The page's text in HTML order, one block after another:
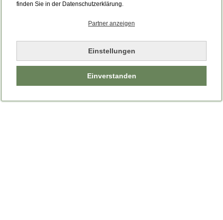
finden Sie in der Datenschutzerklärung.
Partner anzeigen
Einstellungen
Einverstanden